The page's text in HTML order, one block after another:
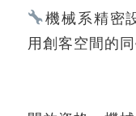
機械系精密
用創客空間的